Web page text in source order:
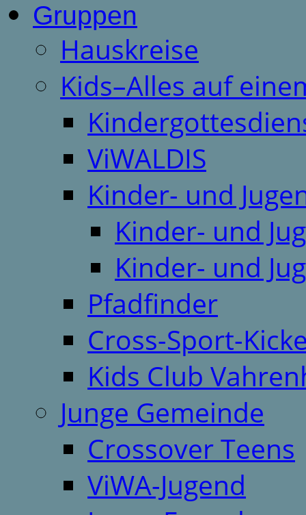
Gruppen
Hauskreise
Kids–Alles auf
ViWALDIS
Kinder- und
Kinder- und
Kinder- und
Pfadfinder
Cross-Sport-
Kids Club
Junge Gemeinde
Crossover Teens
ViWA-Jugend